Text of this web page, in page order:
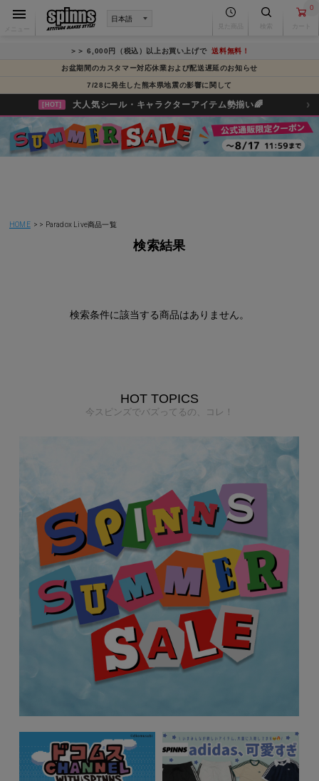
0
＞＞ 6,000円（税込）以上お買い上げで送料無料！
お盆期間のカスタマー対応休業および配送遅延のお知らせ
7/28に発生した熊本県地震の影響に関して
[HOT] 大人気シール・キャラクターアイテム勢揃い🌈 ›
HOME Paradox Live商品一覧
検索結果
検索条件に該当する商品はありません。
HOT TOPICS
今スピンズでバズってるの、コレ！